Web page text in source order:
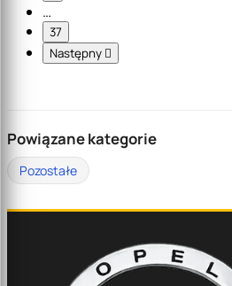
…
37
Następny 
Powiązane kategorie
Pozostałe